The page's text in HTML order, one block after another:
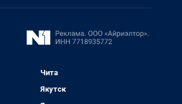
Чита
Якутск